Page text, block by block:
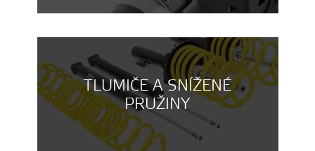
TLUMIČE A SNÍŽENÉ
PRUŽINY